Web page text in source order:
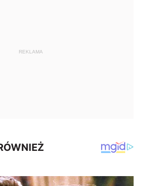
REKLAMA